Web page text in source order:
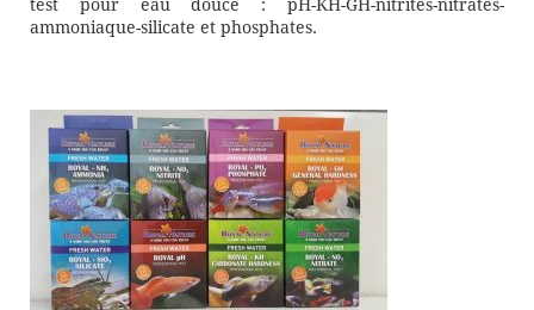
test pour eau douce : pH-KH-GH-nitrites-nitrates-
ammoniaque-silicate et phosphates.